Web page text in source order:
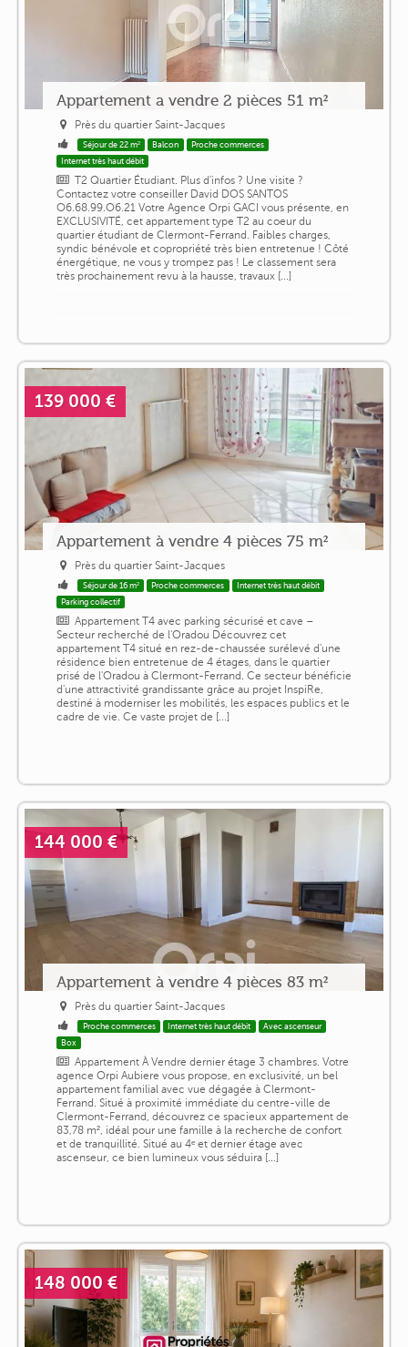
Appartement a vendre 2 pièces 51 m²
Près du quartier Saint-Jacques
Séjour de 22 m² Balcon
Proche commerces
Internet très haut débit
T2 Quartier Étudiant. Plus d'infos ? Une visite ?
Contactez votre conseiller David DOS SANTOS
O6.68.99.O6.21 Votre Agence Orpi GACI vous présente, en
EXCLUSIVITÉ, cet appartement type T2 au coeur du
quartier étudiant de Clermont-Ferrand. Faibles charges,
syndic bénévole et copropriété très bien entretenue ! Côté
énergétique, ne vous y trompez pas ! Le classement sera
très prochainement revu à la hausse, travaux [...]
139 000 €
Appartement à vendre 4 pièces 75 m²
Près du quartier Saint-Jacques
Séjour de 16 m² Proche commerces
Internet très haut débit
Parking collectif
Appartement T4 avec parking sécurisé et cave –
Secteur recherché de l'Oradou Découvrez cet
appartement T4 situé en rez-de-chaussée surélevé d'une
résidence bien entretenue de 4 étages, dans le quartier
prisé de l'Oradou à Clermont-Ferrand. Ce secteur bénéficie
d'une attractivité grandissante grâce au projet InspiRe,
destiné à moderniser les mobilités, les espaces publics et le
cadre de vie. Ce vaste projet de [...]
144 000 €
Appartement à vendre 4 pièces 83 m²
Près du quartier Saint-Jacques
Proche commerces Internet très haut débit
Avec ascenseur
Box
Appartement À Vendre dernier étage 3 chambres. Votre
agence Orpi Aubiere vous propose, en exclusivité, un bel
appartement familial avec vue dégagée à Clermont-
Ferrand. Situé à proximité immédiate du centre-ville de
Clermont-Ferrand, découvrez ce spacieux appartement de
83,78 m², idéal pour une famille à la recherche de confort
et de tranquillité. Situé au 4ᵉ et dernier étage avec
ascenseur, ce bien lumineux vous séduira [...]
148 000 €